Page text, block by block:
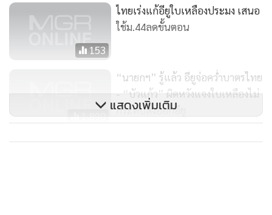
153
ไทยเร่งแก้อียูใบเหลืองประมง เสนอ
ใช้ม.44ลดขั้นตอน
1,890
“นายกฯ” รู้แล้ว อียูจ่อคว่ำบาตรไทย
- “บัวแก้ว” ผิดหวังแจงใบเหลืองไม่
กระทบส่งออกอียู
EUจ่อคว่ำบาตรประมงไทย จี้เร่งแก้
แสดงเพิ่มเติม